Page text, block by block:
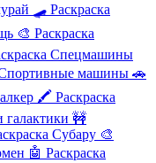
🛹 Раскраска
🎨 Раскраска
Спецмашины
Спортивные машины 🚗
🖍️ Раскраска
галактики 🚧
Субару 🎨
🤖 Раскраска